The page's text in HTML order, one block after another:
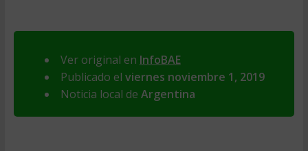
Ver original en InfoBAE
Publicado el viernes noviembre 1, 2019
Noticia local de Argentina